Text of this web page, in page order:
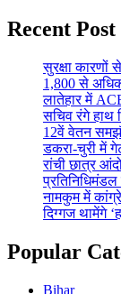
Recent Post
सुरक्षा कारणों
1,800 से
लातेहार में
सचिव रंगे हाथ
12वें वेतन
डकरा-चुरी में
रांची छात्र
नामकुम में
दिग्गज थामेंगे
Popular
Bihar